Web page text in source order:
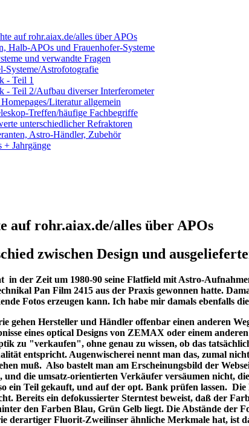
auf rohr.aiax.de/alles über APOs
Halb-APOs und Frauenhofer-Systeme
und verwandte Fragen
Systeme/Astrofotografie
- Teil 1
- Teil 2/Aufbau diverser Interferometer
Literatur allgemein
Treffen/häufige Fachbegriffe
unterschiedlicher Refraktoren
Astro-Händler, Zubehör
+ Jahrgänge
auf rohr.aiax.de/alles über APOs
zwischen Design und
in der Zeit um 1980-90 seine Flatfield mit Astro-
Pan Film 2415 aus der Praxis gewonnen hatte.
Fotos erzeugen kann. Ich habe mir damals ebenfalls
gehen Hersteller und Händler offenbar einen anderen
eines optical Designs von ZEMAX oder einem
zu "verkaufen", ohne genau zu wissen, ob das
entspricht. Augenwischerei nennt man das, zumal
muß. Also bastelt man am Erscheinungsbild der
und die umsatz-orientierten Verkäufer versäumen nicht,
ein Teil gekauft, und auf der opt. Bank prüfen lassen.
Bereits ein defokussierter Sterntest beweist, daß der
den Farben Blau, Grün Gelb liegt. Die Abstände der
derartiger Fluorit-Zweilinser ähnliche Merkmale hat, ist